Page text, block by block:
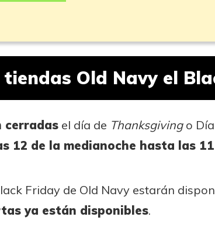
Old Navy el
cerradas el día de Thanksgivingo Día
12 de la medianoche hasta las
Friday de Old Navy estarán
ya están disponibles.